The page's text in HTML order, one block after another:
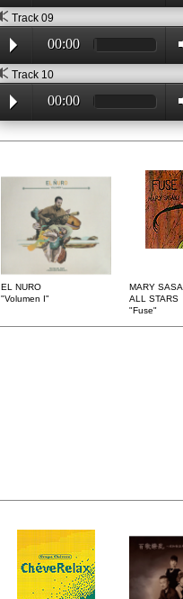
Track 09
00:00
Track 10
00:00
EL NURO
"Volumen I"
MARY
ALL STARS
"Fuse"